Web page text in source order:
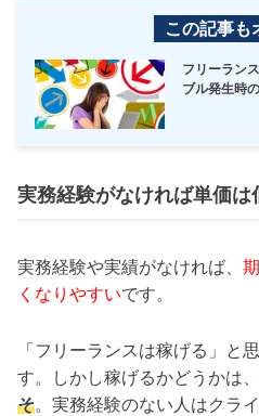
この記事も
フリーラン
ブル発生時
実務経験がなければ単価は
実務経験や実績がなければ、
くなりやすいです。
「フリーランスは稼げる」と
す。しかし稼げるかどうかは、
そ。実務経験のない人はクラ